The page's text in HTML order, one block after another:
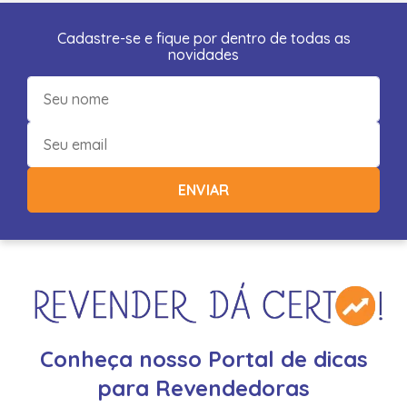
Cadastre-se e fique por dentro de todas as
novidades
ENVIAR
Conheça nosso Portal de dicas
para Revendedoras